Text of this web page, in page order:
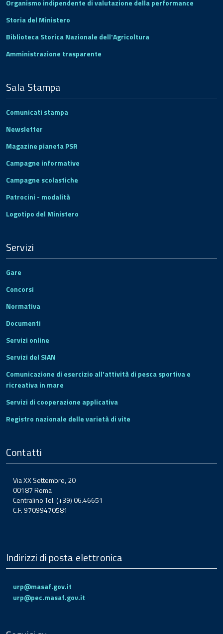
Organismo indipendente di valutazione della performance
Storia del Ministero
Biblioteca Storica Nazionale dell'Agricoltura
Amministrazione trasparente
Sala Stampa
Comunicati stampa
Newsletter
Magazine pianeta PSR
Campagne informative
Campagne scolastiche
Patrocini - modalità
Logotipo del Ministero
Servizi
Gare
Concorsi
Normativa
Documenti
Servizi online
Servizi del SIAN
Comunicazione di esercizio all'attività di pesca sportiva e
ricreativa in mare
Servizi di cooperazione applicativa
Registro nazionale delle varietà di vite
Contatti
Via XX Settembre, 20
00187 Roma
Centralino Tel. (+39) 06.46651
C.F. 97099470581
Indirizzi di posta elettronica
urp@masaf.gov.it
urp@pec.masaf.gov.it